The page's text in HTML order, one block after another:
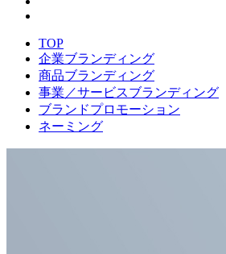
TOP
企業ブランディング
商品ブランディング
事業／サービスブランディング
ブランドプロモーション
ネーミング